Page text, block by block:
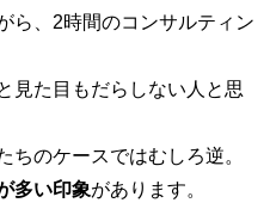
ら、2時間のコンサルティン
見た目もだらしない人と思
ちのケースではむしろ逆。
多い印象があります。